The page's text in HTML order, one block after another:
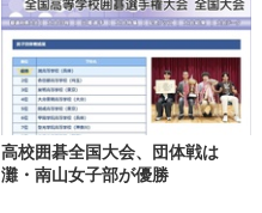
高校囲碁全国大会、団体戦は
灘・南山女子部が優勝